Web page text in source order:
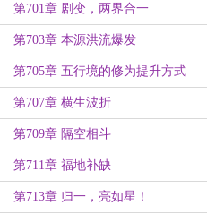
已
第701章 剧变，两界合一
第703章 本源洪流爆发
第705章 五行境的修为提升方式
第707章 横生波折
第709章 隔空相斗
第711章 福地补缺
第713章 归一，亮如星！